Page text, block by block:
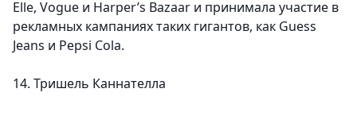
Elle, Vogue и Harper’s Bazaar и принимала участие в
рекламных кампаниях таких гигантов, как Guess
Jeans и Pepsi Cola.
14. Тришель Каннателла